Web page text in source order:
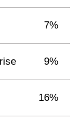
7%
9%
16%